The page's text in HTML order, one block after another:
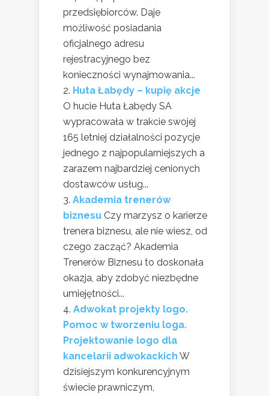
przedsiębiorców. Daje
możliwość posiadania
oficjalnego adresu
rejestracyjnego bez
konieczności wynajmowania...
Huta Łabędy – kupię akcje
O hucie Huta Łabędy SA
wypracowała w trakcie swojej
165 letniej działalności pozycje
jednego z najpopularniejszych a
zarazem najbardziej cenionych
dostawców usług...
Akademia trenerów
biznesu Czy marzysz o karierze
trenera biznesu, ale nie wiesz, od
czego zacząć? Akademia
Trenerów Biznesu to doskonała
okazja, aby zdobyć niezbędne
umiejętności...
Adwokat projekty logo.
Pomoc w tworzeniu loga.
Projektowanie logo dla
kancelarii adwokackich W
dzisiejszym konkurencyjnym
świecie prawniczym,